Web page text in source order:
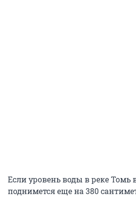
Если уровень воды в реке
поднимется еще на 380